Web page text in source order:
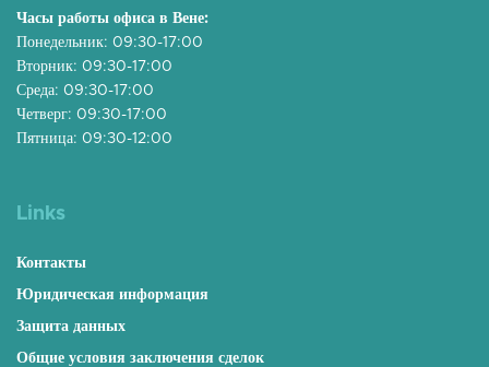
Часы работы офиса в Вене:
Понедельник: 09:30-17:00
Вторник: 09:30-17:00
Среда: 09:30-17:00
Четверг: 09:30-17:00
Пятница: 09:30-12:00
Links
Контакты
Юридическая информация
Защита данных
Общие условия заключения сделок